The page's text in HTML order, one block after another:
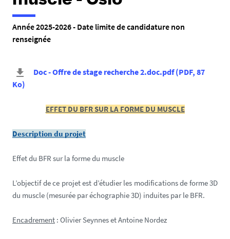
Année 2025-2026 - Date limite de candidature non
renseignée
Doc - Offre de stage recherche 2.doc.pdf(PDF, 87
Ko)
EFFET DU BFR SUR LA FORME DU MUSCLE
Description du projet
Effet du BFR sur la forme du muscle
L’objectif de ce projet est d’étudier les modifications de forme 3D
du muscle (mesurée par échographie 3D) induites par le BFR.
Encadrement : Olivier Seynnes et Antoine Nordez